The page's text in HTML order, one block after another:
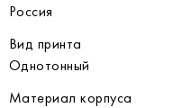
Россия
Вид принта
Однотонный
Материал корпуса